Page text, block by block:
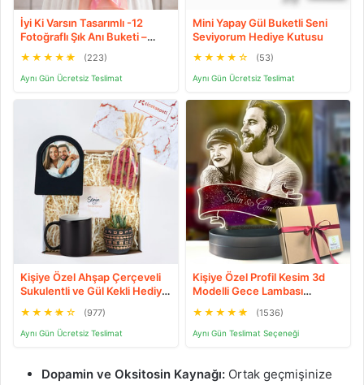
İyi Ki Varsın Tasarımlı -12
Fotoğraflı Şık Anı Buketi –
Kalpli Balon & Çubuk Stickerlı
– Kişiye Özel Çiçek Buketi
Sevgiliye -Arkadaşa- Yeni
★ ★ ★ ★ ★ (223)
Aynı Gün Ücretsiz Teslimat
Mini Yapay Gül Buketli Seni
Seviyorum Hediye Kutusu
★ ★ ★ ★ ☆ (53)
Aynı Gün Ücretsiz Teslimat
Kişiye Özel Ahşap Çerçeveli
Sukulentli ve Gül Kekli Hediye
Seti
★ ★ ★ ★ ☆ (977)
Aynı Gün Ücretsiz Teslimat
Kişiye Özel Profil Kesim 3d
Modelli Gece Lambası
(Beyaz)
★ ★ ★ ★ ★ (1536)
Aynı Gün Teslimat Seçeneği
Dopamin ve Oksitosin Kaynağı: Ortak geçmişinize